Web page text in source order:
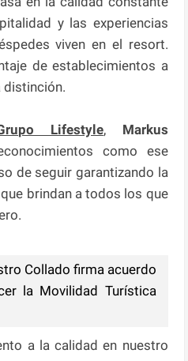
y las experiencias
viven en el resort.
de establecimientos a
distinción.
Lifestyle, Markus
como ese
de seguir garantizando la
brindan a todos los que
Collado firma acuerdo
la Movilidad Turística
a la calidad en nuestro